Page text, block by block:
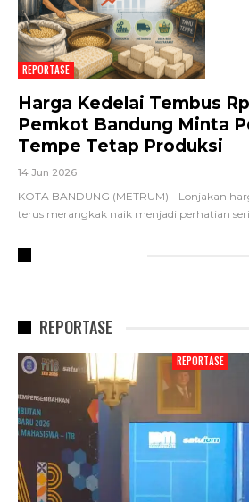
REPORTASE
Harga Kedelai Tembus
Pemkot Bandung Minta
Tempe Tetap Produksi
14 Jun 2026
KOTA BANDUNG (METRUM) - Lonjakan
terus merangkak naik menjadi perhatian
REPORTASE
REPORTASE